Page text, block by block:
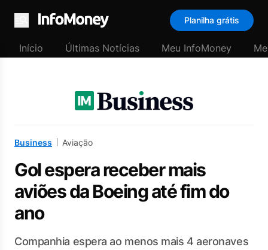
Menu
Planilha grátis
Início Últimas Notícias Meu InfoMoney
Business Aviação
Gol espera receber mais
aviões da Boeing até fim do
ano
Companhia espera ao menos mais 4 aeronaves